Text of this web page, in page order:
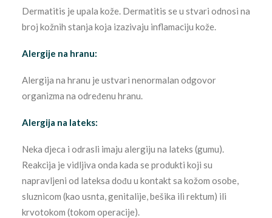
Dermatitis je upala kože. Dermatitis se u stvari odnosi na
broj kožnih stanja koja izazivaju inflamaciju kože.
Alergije na hranu:
Alergija na hranu je ustvari nenormalan odgovor
organizma na određenu hranu.
Alergija na lateks:
Neka djeca i odrasli imaju alergiju na lateks (gumu).
Reakcija je vidljiva onda kada se produkti koji su
napravljeni od lateksa dođu u kontakt sa kožom osobe,
sluznicom (kao usnta, genitalije, bešika ili rektum) ili
krvotokom (tokom operacije).